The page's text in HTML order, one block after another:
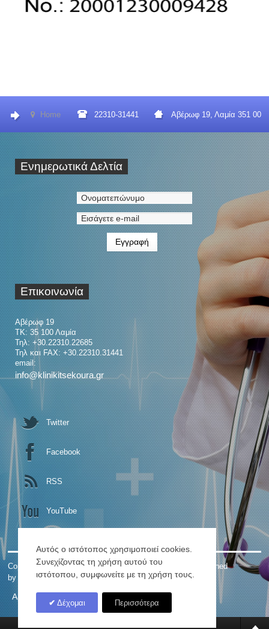
Home Αβέρωφ 19, Λαμία 351 00
22310-31441
ΕνημερωτικάΔελτία
Επικοινωνία
Αβέρωφ 19
ΤΚ: 35 100 Λαμία
Τηλ: +30.22310.22685
Τηλ και FAX: +30.22310.31441
email:
info@klinikitsekoura.gr
Twitter
Facebook
RSS
YouTube
Copyright © 2026. ΓΕΝΙΚΗ ΚΛΙΝΙΚΗ Κ. ΤΣΕΚΟΥΡΑ. Designed
by
Αρχική RSS
Αυτός ο ιστότοπος χρησιμοποιεί cookies.
Συνεχίζοντας τη χρήση αυτού του
ιστότοπου, συμφωνείτε με τη χρήση τους.
Δέχομαι Περισσότερα